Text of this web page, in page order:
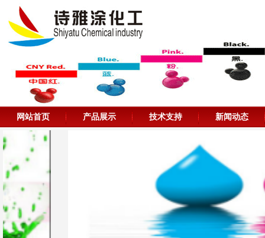
网站首页 产品展示 技术支持 新闻动态